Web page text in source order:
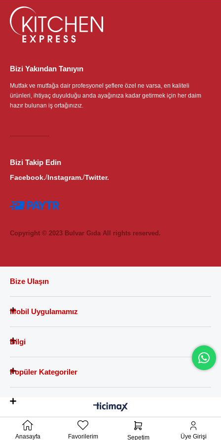
Bizi Yakından Tanıyın
Mutfak ve mutfağa dair profesyonel şeflere özel ne varsa, en kaliteli
ürünleri, ihtiyaç duyulduğu anda ayağınıza kadar getirmek için her daim
hazır bulunan iş ortağınızız.
Bizi Takip Edin
Facebook./Instagram./Twitter.
Copyright © 2023 Bulvar Gıda All rights reserved.
Bize Ulaşın
Mobil Uygulamamız
Bilgi
Popüler Kategoriler
Anasayfa Favorilerim Sepetim Üye Girişi